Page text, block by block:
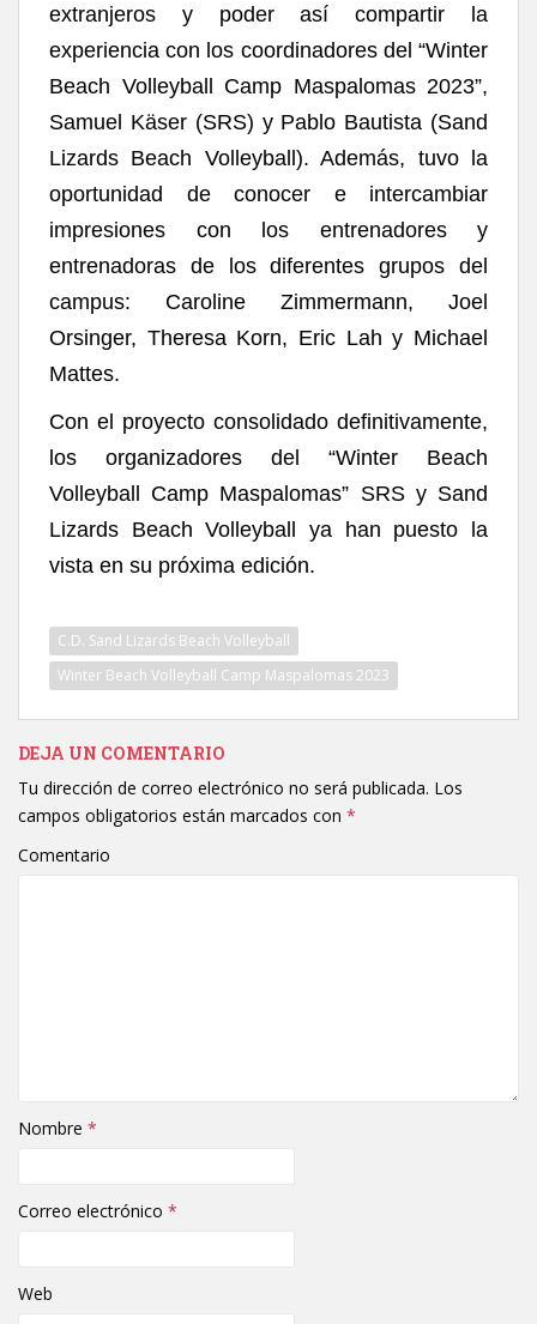
extranjeros y poder así compartir la
experiencia con los coordinadores del “Winter
Beach Volleyball Camp Maspalomas 2023”,
Samuel Käser (SRS) y Pablo Bautista (Sand
Lizards Beach Volleyball). Además, tuvo la
oportunidad de conocer e intercambiar
impresiones con los entrenadores y
entrenadoras de los diferentes grupos del
campus: Caroline Zimmermann, Joel
Orsinger, Theresa Korn, Eric Lah y Michael
Mattes.
Con el proyecto consolidado definitivamente,
los organizadores del “Winter Beach
Volleyball Camp Maspalomas” SRS y Sand
Lizards Beach Volleyball ya han puesto la
vista en su próxima edición.
C.D. Sand Lizards Beach Volleyball
Winter Beach Volleyball Camp Maspalomas 2023
DEJA UN COMENTARIO
Tu dirección de correo electrónico no será publicada. Los
campos obligatorios están marcados con *
Comentario
Nombre *
Correo electrónico *
Web